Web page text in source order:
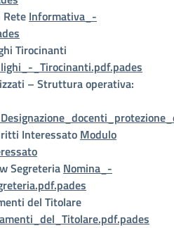
Informativa_-
Tirocinanti
_Tirocinanti.pdf.pades
– Struttura operativa:
Interessato Modulo
Segreteria Nomina_-
del Titolare